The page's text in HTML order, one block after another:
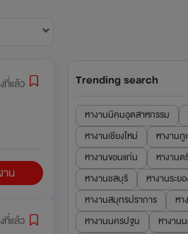
ที่แล้ว
าน
ที่แล้ว
Trending search
หางานนิคมอุตสาหกรรม
หางานเชียงใหม่
หางานภู
หางานขอนแก่น
หางานต
หางานชลบุรี
หางานระย
หางานสมุทรปราการ
หา
หางานนครปฐม
หางาน